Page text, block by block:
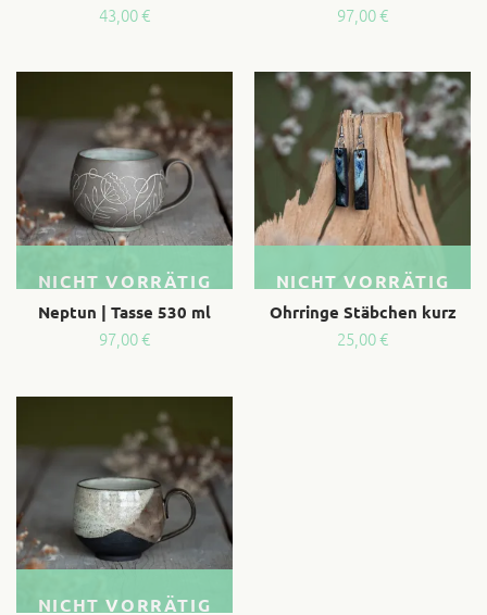
43,00€ 97,00€
NICHT VORRÄTIG
Neptun | Tasse 530 ml
97,00€
NICHT VORRÄTIG
Ohrringe Stäbchen kurz
25,00€
NICHT VORRÄTIG